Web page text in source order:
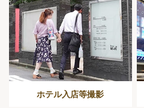
ホテル入店等撮影